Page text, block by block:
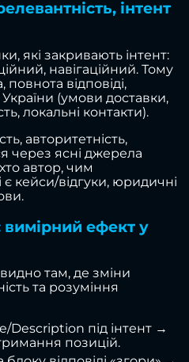
інтент
які закривають інтент:
навігаційний. Тому
відповіді,
(умови доставки,
локальні контакти).
авторитетність,
через ясні джерела
автор, чим
є кейси/відгуки, юридичні
ефект у
там, де зміни
та розуміння
Description під інтент →
позицій.